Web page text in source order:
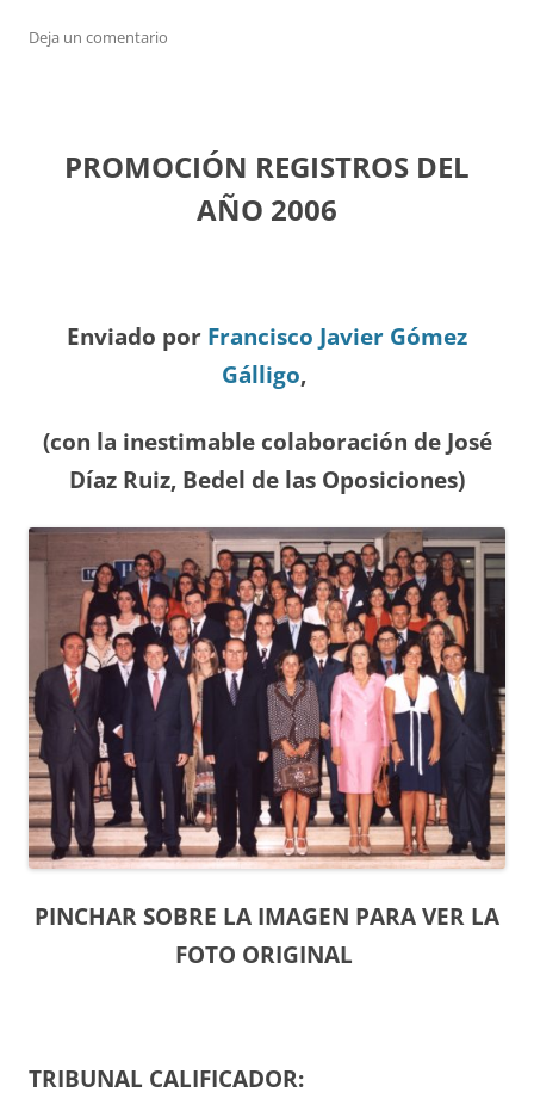
Deja un comentario
PROMOCIÓN REGISTROS DEL
AÑO 2006
Enviado por Francisco Javier Gómez
Gálligo,
(con la inestimable colaboración de José
Díaz Ruiz, Bedel de las Oposiciones)
PINCHAR SOBRE LA IMAGEN PARA VER LA
FOTO ORIGINAL
TRIBUNAL CALIFICADOR: